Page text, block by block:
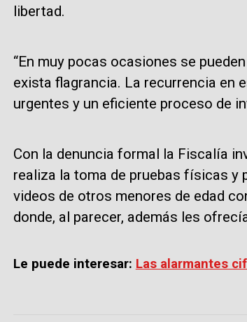
libertad.
“En muy pocas ocasiones se
exista flagrancia. La recurrencia en
urgentes y un eficiente proceso de
Con la denuncia formal la Fiscalía
realiza la toma de pruebas físicas
videos de otros menores de edad
donde, al parecer, además les
Le puede interesar: Las alarmantes